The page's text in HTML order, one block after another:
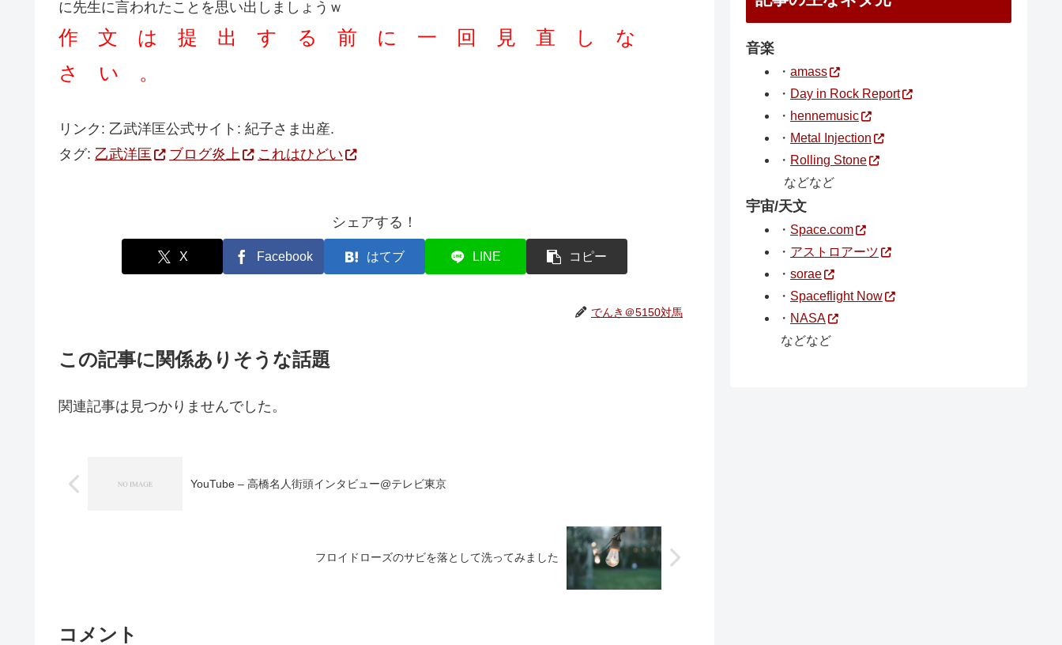
に先生に言われたことを思い出しましょうｗ
作 文 は 提 出 す る 前 に 一 回 見 直 し な
さ い 。
リンク: 乙武洋匡公式サイト: 紀子さま出産.
タグ: 乙武洋匡 ブログ炎上 これはひどい
シェアする！
X Facebook はてブ LINE コピー
でんき＠5150対馬
この記事に関係ありそうな話題
関連記事は見つかりませんでした。
YouTube – 高橋名人街頭インタビュー@テレビ東京
フロイドローズのサビを落として洗ってみました
コメント
音楽
・ amass
・ Day in Rock Report
・ hennemusic
・ Metal Injection
・ Rolling Stone
などなど
宇宙/天文
・ Space.com
・ アストロアーツ
・ sorae
・ Spaceflight Now
・ NASA
などなど